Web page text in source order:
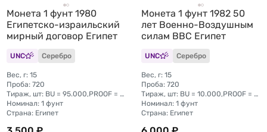
Монета 1 фунт 1980
Египетско-израильский
мирный договор Египет
UNC Серебро
Вес, г: 15
Проба: 720
Тираж, шт: BU = 95.000,PROOF = 5.000
Номинал: 1 фунт
Страна: Египет
Монета 1 фунт 1982 50
лет Военно-Воздушным
силам ВВС Египет
UNC Серебро
Вес, г: 15
Проба: 720
Тираж, шт: BU = 10.000,PROOF = 2.260
Номинал: 1 фунт
Страна: Египет